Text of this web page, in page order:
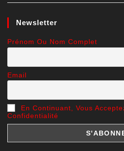
Newsletter
Prénom Ou Nom Complet
Email
En Continuant, Vous
Confidentialité